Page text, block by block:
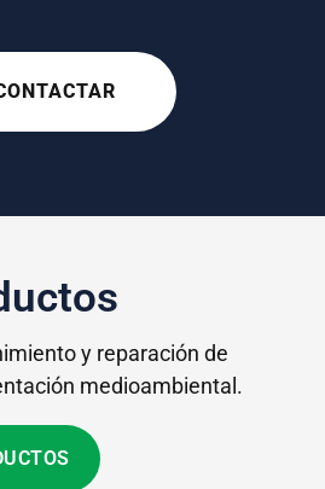
y reparación de
medioambiental.